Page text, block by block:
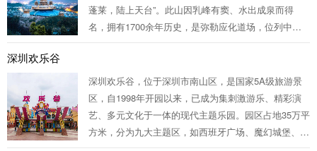
蓬莱，陆上天台”。此山因乳峰有窦、水出成泉而得
名，拥有1700余年历史，是弥勒应化道场，位列中国
人文底蕴深厚，雪窦寺创于...
深圳欢乐谷
深圳欢乐谷，位于深圳市南山区，是国家5A级旅游景
区，自1998年开园以来，已成为集刺激游乐、精彩演
艺、多元文化于一体的现代主题乐园。园区占地35万平
方米，分为九大主题区，如西班牙广场、魔幻城堡、迷